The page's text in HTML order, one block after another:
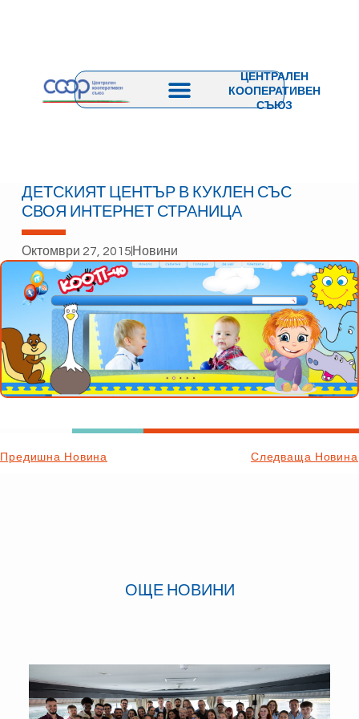
ЦЕНТРАЛЕН
КООПЕРАТИВЕН
СЪЮЗ
ДЕТСКИЯТ ЦЕНТЪР В КУКЛЕН СЪС
СВОЯ ИНТЕРНЕТ СТРАНИЦА
Октомври 27, 2015Новини
Предишна Новина Следваща Новина
ОЩЕ НОВИНИ